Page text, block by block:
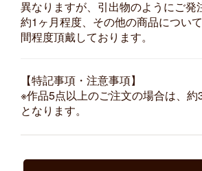
異なりますが、引出物のようにご発
約1ヶ月程度、その他の商品につい
間程度頂戴しております。
【特記事項・注意事項】
※作品5点以上のご注文の場合は、約
となります。